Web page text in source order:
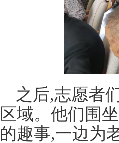
之后,志愿者
区域。他们围
的趣事,一边为